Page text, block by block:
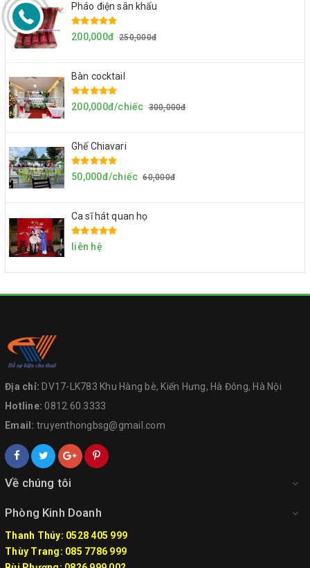
Pháo điện sân khấu
200,000đ 250,000đ
Bàn cocktail
200,000đ/chiếc 300,000đ
Ghế Chiavari
50,000đ/chiếc 60,000đ
Ca sĩ hát quan họ
liên hệ
Địa chỉ: DV17-LK783 Khu Hàng bè, Kiến Hưng, Hà Đông, Hà Nội
Hotline:0812.60.3333
Email: truyenthongbsg@gmail.com
Về chúng tôi
Phòng Kinh Doanh
Thanh Thúy: 0528 405 999
Thùy Trang: 085 7786 999